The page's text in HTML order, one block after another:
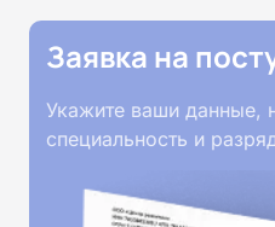
Заявка на
Укажите ваши данные,
специальность и